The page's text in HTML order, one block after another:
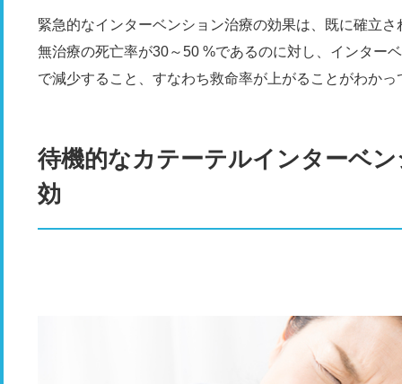
緊急的なインターベンション治療の効果は、既に確立
無治療の死亡率が30～50 %であるのに対し、インター
で減少すること、すなわち救命率が上がることがわかっ
待機的なカテーテルインターベ
効